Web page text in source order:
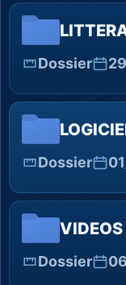
Dossier
Dossier
VIDEOS
Dossier